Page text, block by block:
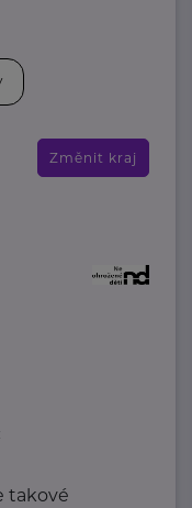
Změnit kraj
takové